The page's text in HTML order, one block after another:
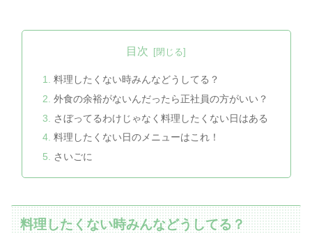
目次
料理したくない時みんなどうしてる？
外食の余裕がないんだったら正社員の方がいい？
さぼってるわけじゃなく料理したくない日はある
料理したくない日のメニューはこれ！
さいごに
料理したくない時みんなどうしてる？